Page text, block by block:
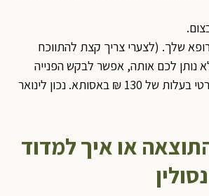
שלך. (לצערי צריך קצת להתווכח
לכם אותה, אפשר לבקש הפנייה
ולעשות אותה באופן פרטי בעלות של 130 ₪ באסותא. נכון לינואר
או איך למדוד